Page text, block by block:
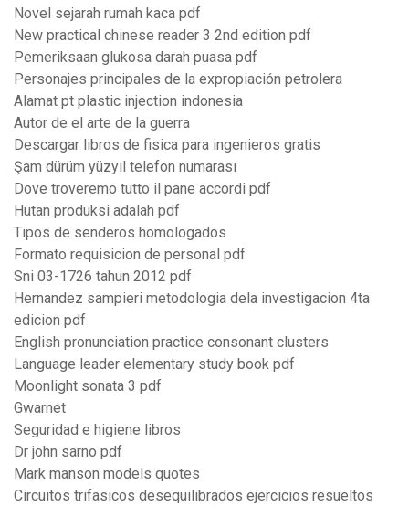
Novel sejarah rumah kaca pdf
New practical chinese reader 3 2nd edition pdf
Pemeriksaan glukosa darah puasa pdf
Personajes principales de la expropiación petrolera
Alamat pt plastic injection indonesia
Autor de el arte de la guerra
Descargar libros de fisica para ingenieros gratis
Şam dürüm yüzyıl telefon numarası
Dove troveremo tutto il pane accordi pdf
Hutan produksi adalah pdf
Tipos de senderos homologados
Formato requisicion de personal pdf
Sni 03-1726 tahun 2012 pdf
Hernandez sampieri metodologia dela investigacion 4ta
edicion pdf
English pronunciation practice consonant clusters
Language leader elementary study book pdf
Moonlight sonata 3 pdf
Gwarnet
Seguridad e higiene libros
Dr john sarno pdf
Mark manson models quotes
Circuitos trifasicos desequilibrados ejercicios resueltos